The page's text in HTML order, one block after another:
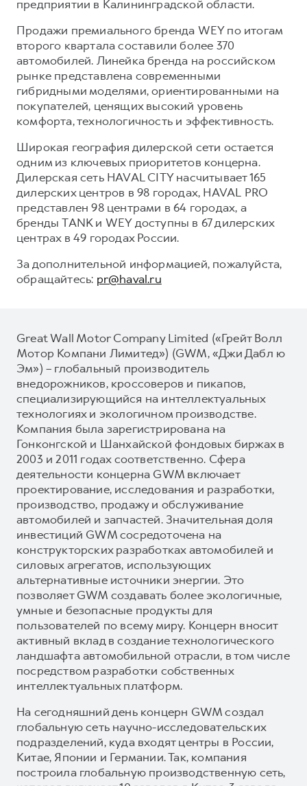
предприятии в Калининградской области.
Продажи премиального бренда WEY по итогам
второго квартала составили более 370
автомобилей. Линейка бренда на российском
рынке представлена современными
гибридными моделями, ориентированными на
покупателей, ценящих высокий уровень
комфорта, технологичность и эффективность.
Широкая география дилерской сети остается
одним из ключевых приоритетов концерна.
Дилерская сеть HAVAL CITY насчитывает 165
дилерских центров в 98 городах, HAVAL PRO
представлен 98 центрами в 64 городах, а
бренды TANK и WEY доступны в 67 дилерских
центрах в 49 городах России.
За дополнительной информацией, пожалуйста,
обращайтесь: pr@haval.ru
Great Wall Motor Company Limited («Грейт Волл
Мотор Компани Лимитед») (GWM, «Джи Дабл ю
Эм») – глобальный производитель
внедорожников, кроссоверов и пикапов,
специализирующийся на интеллектуальных
технологиях и экологичном производстве.
Компания была зарегистрирована на
Гонконгской и Шанхайской фондовых биржах в
2003 и 2011 годах соответственно. Сфера
деятельности концерна GWM включает
проектирование, исследования и разработки,
производство, продажу и обслуживание
автомобилей и запчастей. Значительная доля
инвестиций GWM сосредоточена на
конструкторских разработках автомобилей и
силовых агрегатов, использующих
альтернативные источники энергии. Это
позволяет GWM создавать более экологичные,
умные и безопасные продукты для
пользователей по всему миру. Концерн вносит
активный вклад в создание технологического
ландшафта автомобильной отрасли, в том числе
посредством разработки собственных
интеллектуальных платформ.
На сегодняшний день концерн GWM создал
глобальную сеть научно-исследовательских
подразделений, куда входят центры в России,
Китае, Японии и Германии. Так, компания
построила глобальную производственную сеть,